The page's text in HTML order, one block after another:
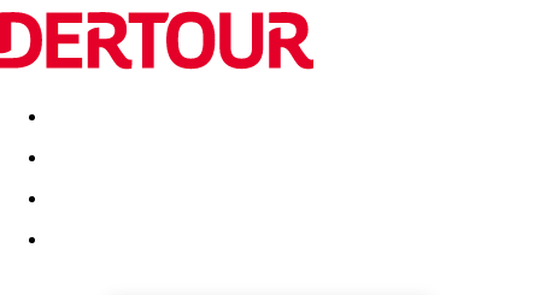
Destinatii Vacanta perfecta OFERTE DE NERATAT